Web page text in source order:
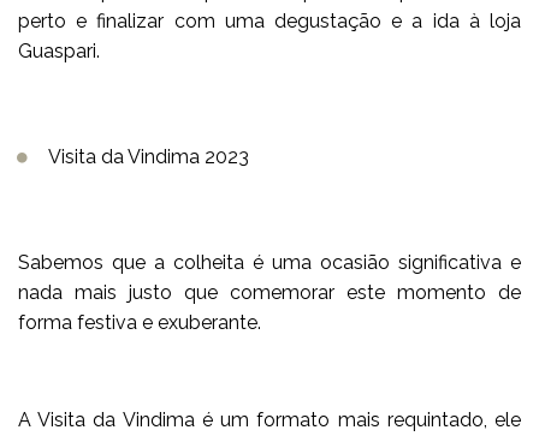
perto e finalizar com uma degustação e a ida à loja
Guaspari.
Visita da Vindima 2023
Sabemos que a colheita é uma ocasião significativa e
nada mais justo que comemorar este momento de
forma festiva e exuberante.
A Visita da Vindima é um formato mais requintado, ele